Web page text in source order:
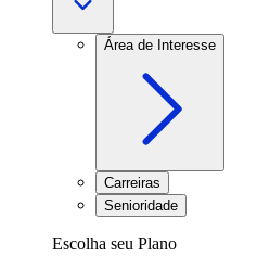
Área de Interesse
Carreiras
Senioridade
Escolha seu Plano